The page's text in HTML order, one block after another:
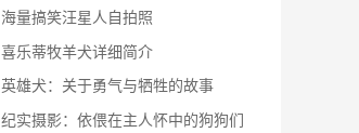
海量搞笑汪星人自拍照
喜乐蒂牧羊犬详细简介
英雄犬：关于勇气与牺牲的故事
纪实摄影：依偎在主人怀中的狗狗们